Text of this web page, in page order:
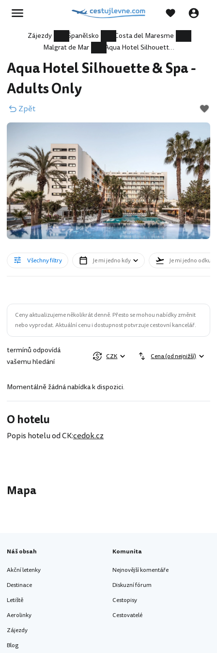
Zájezdy Španělsko
Costa del Maresme
Malgrat de Mar
Aqua Hotel Silhouette & Spa - Adults Only
Aqua Hotel Silhouette & Spa -
Adults Only
Zpět
Všechny filtry Je mi jedno kdy Je mi jedno odkud
Ceny aktualizujeme několikrát denně. Přesto se mohou nabídky změnit
nebo vyprodat. Aktuální cenu i dostupnost potvrzuje cestovní kancelář.
termínů odpovídá
vašemu hledání
CZK Cena (od nejnižší)
Momentálně žádná nabídka k dispozici.
O hotelu
Popis hotelu od CK:cedok.cz
Mapa
Náš obsah
Akční letenky
Destinace
Letiště
Aerolinky
Zájezdy
Blog
Komunita
Nejnovější komentáře
Diskuzní fórum
Cestopisy
Cestovatelé